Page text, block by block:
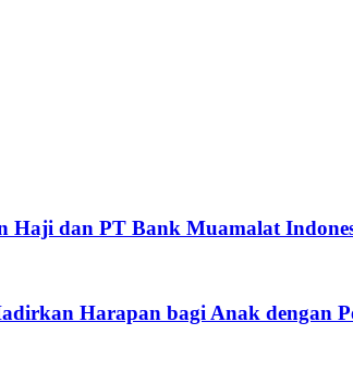
Haji dan PT Bank Muamalat
Harapan bagi Anak dengan